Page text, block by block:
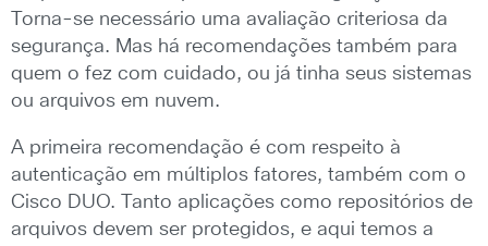
Torna-se necessário uma avaliação criteriosa da
segurança. Mas há recomendações também para
quem o fez com cuidado, ou já tinha seus sistemas
ou arquivos em nuvem.
A primeira recomendação é com respeito à
autenticação em múltiplos fatores, também com o
Cisco DUO. Tanto aplicações como repositórios de
arquivos devem ser protegidos, e aqui temos a